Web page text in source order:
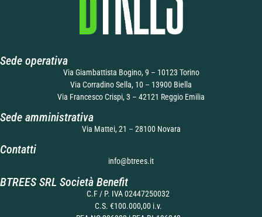
Sede operativa
Via Giambattista Bogino, 9 – 10123 Torino
Via Corradino Sella, 10 – 13900 Biella
Via Francesco Crispi, 3 – 42121 Reggio Emilia
Sede amministrativa
Via Mattei, 21 – 28100 Novara
Contatti
info@btrees.it
BTREES SRL Società Benefit
C.F / P. IVA 02447250032
C.S. €100.000,00 i.v.